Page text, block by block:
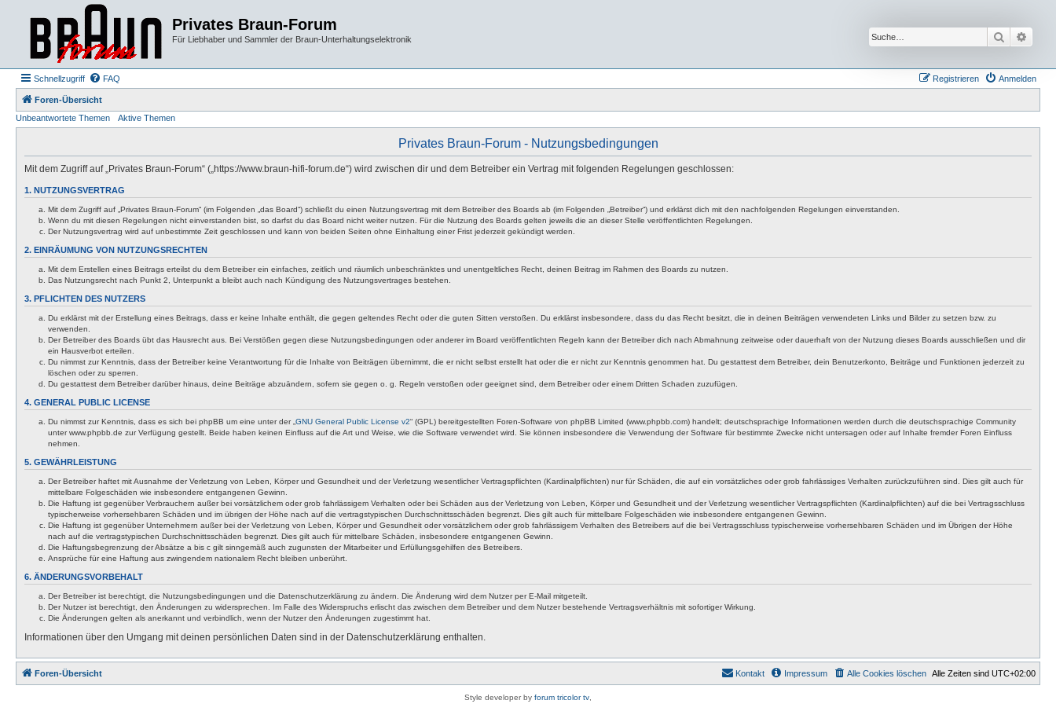
Privates Braun-Forum
Für Liebhaber und Sammler der Braun-Unterhaltungselektronik Suche
Schnellzugriff FAQ Anmelden
Registrieren
Foren-Übersicht
Unbeantwortete Themen
Aktive Themen
Privates Braun-Forum - Nutzungsbedingungen
Mit dem Zugriff auf „Privates Braun-Forum“ („https://www.braun-hifi-forum.de“) wird zwischen dir und dem Betreiber ein Vertrag mit folgenden Regelungen geschlossen:
1. NUTZUNGSVERTRAG
Mit dem Zugriff auf „Privates Braun-Forum“ (im Folgenden „das Board“) schließt du einen Nutzungsvertrag mit dem Betreiber des Boards ab (im Folgenden „Betreiber“) und erklärst dich mit den nachfolgenden Regelungen einverstanden.
Wenn du mit diesen Regelungen nicht einverstanden bist, so darfst du das Board nicht weiter nutzen. Für die Nutzung des Boards gelten jeweils die an dieser Stelle veröffentlichten Regelungen.
Der Nutzungsvertrag wird auf unbestimmte Zeit geschlossen und kann von beiden Seiten ohne Einhaltung einer Frist jederzeit gekündigt werden.
2. EINRÄUMUNG VON NUTZUNGSRECHTEN
Mit dem Erstellen eines Beitrags erteilst du dem Betreiber ein einfaches, zeitlich und räumlich unbeschränktes und unentgeltliches Recht, deinen Beitrag im Rahmen des Boards zu nutzen.
Das Nutzungsrecht nach Punkt 2, Unterpunkt a bleibt auch nach Kündigung des Nutzungsvertrages bestehen.
3. PFLICHTEN DES NUTZERS
Du erklärst mit der Erstellung eines Beitrags, dass er keine Inhalte enthält, die gegen geltendes Recht oder die guten Sitten verstoßen. Du erklärst insbesondere, dass du das Recht besitzt, die in deinen Beiträgen verwendeten Links und Bilder zu setzen bzw. zu
verwenden.
Der Betreiber des Boards übt das Hausrecht aus. Bei Verstößen gegen diese Nutzungsbedingungen oder anderer im Board veröffentlichten Regeln kann der Betreiber dich nach Abmahnung zeitweise oder dauerhaft von der Nutzung dieses Boards ausschließen und dir
ein Hausverbot erteilen.
Du nimmst zur Kenntnis, dass der Betreiber keine Verantwortung für die Inhalte von Beiträgen übernimmt, die er nicht selbst erstellt hat oder die er nicht zur Kenntnis genommen hat. Du gestattest dem Betreiber, dein Benutzerkonto, Beiträge und Funktionen jederzeit zu
löschen oder zu sperren.
Du gestattest dem Betreiber darüber hinaus, deine Beiträge abzuändern, sofern sie gegen o. g. Regeln verstoßen oder geeignet sind, dem Betreiber oder einem Dritten Schaden zuzufügen.
4. GENERAL PUBLIC LICENSE
Du nimmst zur Kenntnis, dass es sich bei phpBB um eine unter der „ GNU General Public License v2“ (GPL) bereitgestellten Foren-Software von phpBB Limited (www.phpbb.com) handelt; deutschsprachige Informationen werden durch die deutschsprachige Community
unter www.phpbb.de zur Verfügung gestellt. Beide haben keinen Einfluss auf die Art und Weise, wie die Software verwendet wird. Sie können insbesondere die Verwendung der Software für bestimmte Zwecke nicht untersagen oder auf Inhalte fremder Foren Einfluss
nehmen.
5. GEWÄHRLEISTUNG
Der Betreiber haftet mit Ausnahme der Verletzung von Leben, Körper und Gesundheit und der Verletzung wesentlicher Vertragspflichten (Kardinalpflichten) nur für Schäden, die auf ein vorsätzliches oder grob fahrlässiges Verhalten zurückzuführen sind. Dies gilt auch für
mittelbare Folgeschäden wie insbesondere entgangenen Gewinn.
Die Haftung ist gegenüber Verbrauchern außer bei vorsätzlichem oder grob fahrlässigem Verhalten oder bei Schäden aus der Verletzung von Leben, Körper und Gesundheit und der Verletzung wesentlicher Vertragspflichten (Kardinalpflichten) auf die bei Vertragsschluss
typischerweise vorhersehbaren Schäden und im übrigen der Höhe nach auf die vertragstypischen Durchschnittsschäden begrenzt. Dies gilt auch für mittelbare Folgeschäden wie insbesondere entgangenen Gewinn.
Die Haftung ist gegenüber Unternehmern außer bei der Verletzung von Leben, Körper und Gesundheit oder vorsätzlichem oder grob fahrlässigem Verhalten des Betreibers auf die bei Vertragsschluss typischerweise vorhersehbaren Schäden und im Übrigen der Höhe
nach auf die vertragstypischen Durchschnittsschäden begrenzt. Dies gilt auch für mittelbare Schäden, insbesondere entgangenen Gewinn.
Die Haftungsbegrenzung der Absätze a bis c gilt sinngemäß auch zugunsten der Mitarbeiter und Erfüllungsgehilfen des Betreibers.
Ansprüche für eine Haftung aus zwingendem nationalem Recht bleiben unberührt.
6. ÄNDERUNGSVORBEHALT
Der Betreiber ist berechtigt, die Nutzungsbedingungen und die Datenschutzerklärung zu ändern. Die Änderung wird dem Nutzer per E-Mail mitgeteilt.
Der Nutzer ist berechtigt, den Änderungen zu widersprechen. Im Falle des Widerspruchs erlischt das zwischen dem Betreiber und dem Nutzer bestehende Vertragsverhältnis mit sofortiger Wirkung.
Die Änderungen gelten als anerkannt und verbindlich, wenn der Nutzer den Änderungen zugestimmt hat.
Informationen über den Umgang mit deinen persönlichen Daten sind in der Datenschutzerklärung enthalten.
Foren-Übersicht Alle Zeiten sind UTC+02:00
Alle Cookies löschen
Impressum
Kontakt
Style developer by forum tricolor tv